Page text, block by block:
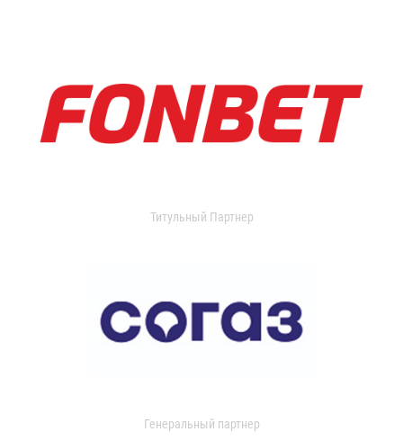
Титульный Партнер
Генеральный партнер